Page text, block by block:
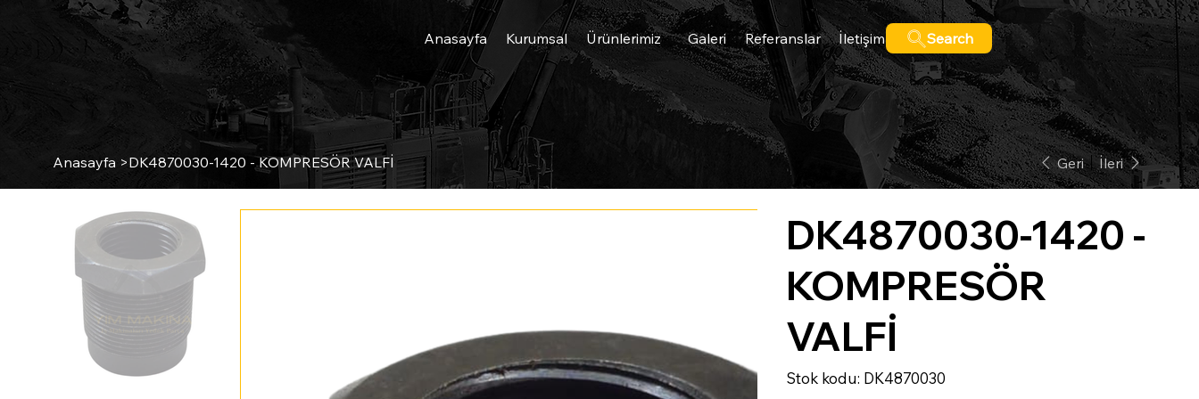
Anasayfa Kurumsal Ürünlerimiz Galeri Referanslar İletişim Search
Anasayfa >DK4870030-1420 - KOMPRESÖR VALFİ Geri İleri
DK4870030-1420 -
KOMPRESÖR
VALFİ
Stok kodu: Stok
kodu:
DK4870030